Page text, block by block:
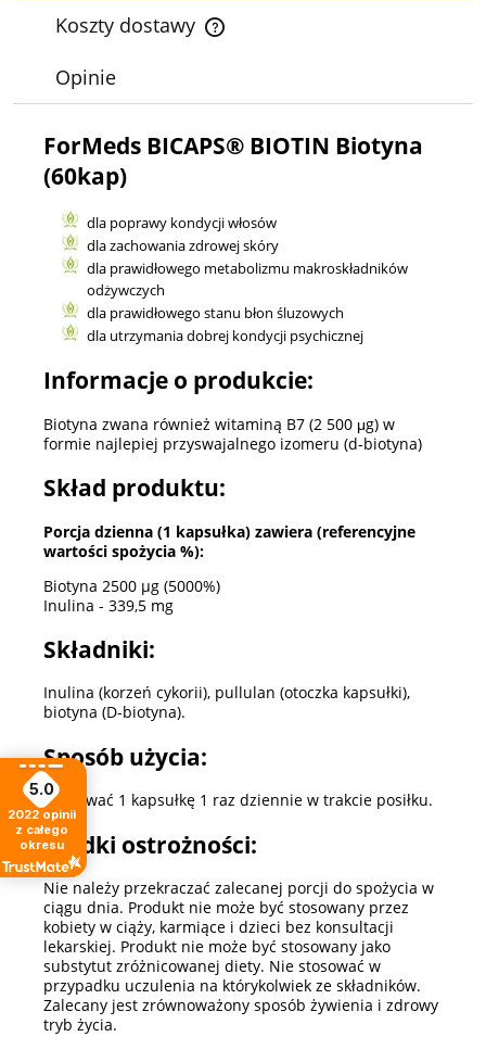
Koszty dostawy
Cena nie zawiera ewentualnych kosztów płatności
Opinie
ForMeds BICAPS® BIOTIN Biotyna
(60kap)
dla poprawy kondycji włosów
dla zachowania zdrowej skóry
dla prawidłowego metabolizmu makroskładników
odżywczych
dla prawidłowego stanu błon śluzowych
dla utrzymania dobrej kondycji psychicznej
Informacje o produkcie:
Biotyna zwana również witaminą B7 (2 500 μg) w
formie najlepiej przyswajalnego izomeru (d-biotyna)
Skład produktu:
Porcja dzienna (1 kapsułka) zawiera (referencyjne
wartości spożycia %):
Biotyna 2500 µg (5000%)
Inulina - 339,5 mg
Składniki:
Inulina (korzeń cykorii), pullulan (otoczka kapsułki),
biotyna (D-biotyna).
Sposób użycia:
Spożywać 1 kapsułkę 1 raz dziennie w trakcie posiłku.
Środki ostrożności:
Nie należy przekraczać zalecanej porcji do spożycia w
ciągu dnia. Produkt nie może być stosowany przez
kobiety w ciąży, karmiące i dzieci bez konsultacji
lekarskiej. Produkt nie może być stosowany jako
substytut zróżnicowanej diety. Nie stosować w
przypadku uczulenia na którykolwiek ze składników.
Zalecany jest zrównoważony sposób żywienia i zdrowy
tryb życia.
5.0
2022 opinii
z całego
okresu